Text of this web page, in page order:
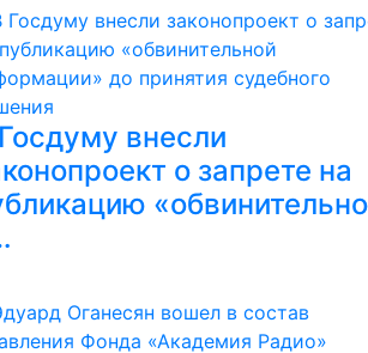
внесли
о запрете на